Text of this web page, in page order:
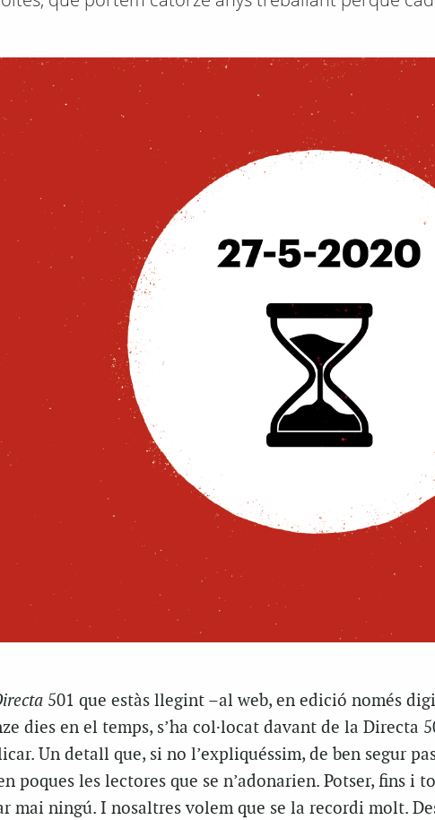
501 que estàs llegint –al web, en edició només
dies en el temps, s’ha col·locat davant de la Directa
Un detall que, si no l’expliquéssim, de ben segur
poques les lectores que se n’adonarien. Potser, fins i
mai ningú. I nosaltres volem que se la recordi molt.